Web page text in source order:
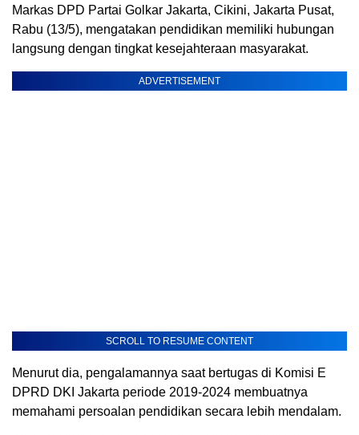
Markas DPD Partai Golkar Jakarta, Cikini, Jakarta Pusat,
Rabu (13/5), mengatakan pendidikan memiliki hubungan
langsung dengan tingkat kesejahteraan masyarakat.
ADVERTISEMENT
SCROLL TO RESUME CONTENT
Menurut dia, pengalamannya saat bertugas di Komisi E
DPRD DKI Jakarta periode 2019-2024 membuatnya
memahami persoalan pendidikan secara lebih mendalam.